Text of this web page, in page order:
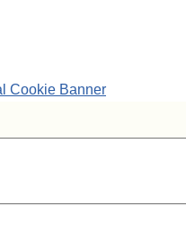
Cookie Banner